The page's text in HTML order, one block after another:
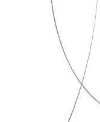
作品一覧
お問い合わせ